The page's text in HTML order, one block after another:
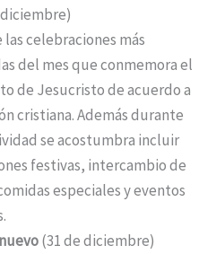
las celebraciones más
del mes que conmemora el
de Jesucristo de acuerdo a
cristiana. Además durante
se acostumbra incluir
festivas, intercambio de
especiales y eventos
(31 de diciembre)